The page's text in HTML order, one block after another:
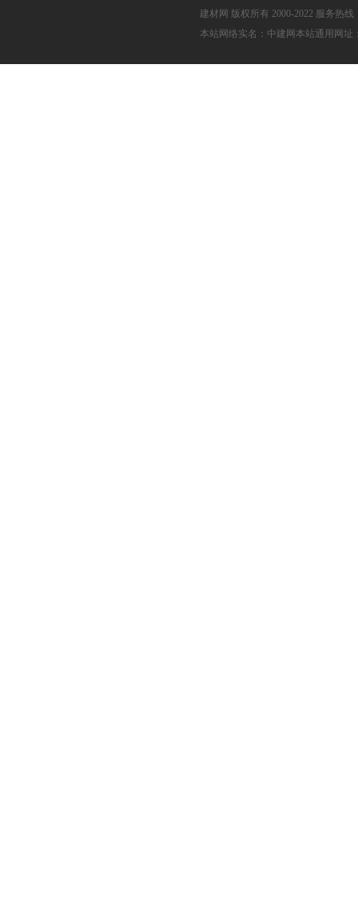
建材网 版权所有 2000-2022 服务热线
本站网络实名：中建网本站通用网址